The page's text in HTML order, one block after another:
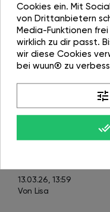
Bewertungen (7)
13.03.26, 13:59
Von Lisa
Cookies ein. Mit
von Drittanbietern
Media-Funktionen
wirklich zu dir passt.
wir diese Cookies
bei wuun® zu
tune